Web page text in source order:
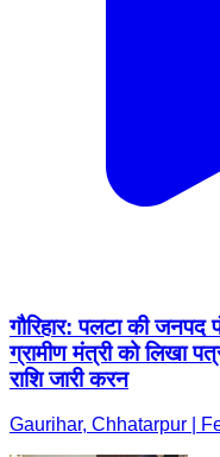
गौरिहार: पलटा की
ग्रामीण मंत्री को लिखा
राशि जारी करन
Gaurihar, Chhatarpur |